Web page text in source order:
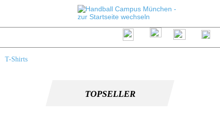
T-Shirts
TOPSELLER